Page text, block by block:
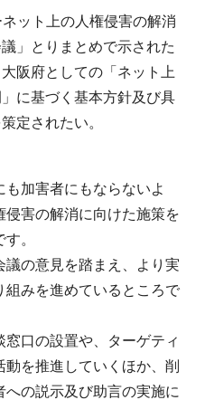
ット上の人権侵害の解消
」とりまとめで示された
阪府としての「ネット上
に基づく基本方針及び具
定されたい。
加害者にもならないよ
侵害の解消に向けた施策を
。
の意見を踏まえ、より実
みを進めているところで
口の設置や、ターゲティ
を推進していくほか、削
の説示及び助言の実施に